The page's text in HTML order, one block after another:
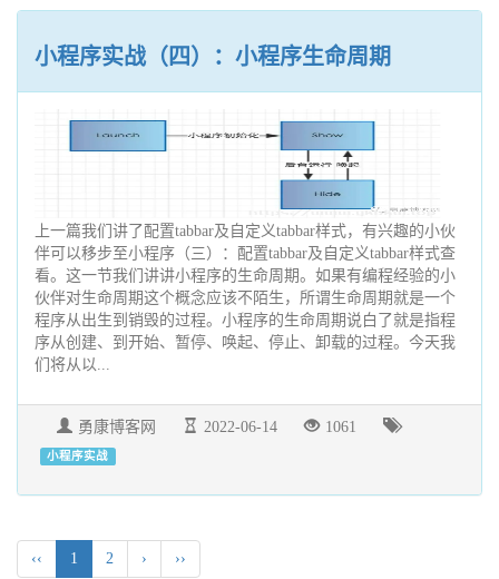
小程序实战（四）：小程序生命周期
上一篇我们讲了配置tabbar及自定义tabbar样式，有兴趣的小伙
伴可以移步至小程序（三）：配置tabbar及自定义tabbar样式查
看。这一节我们讲讲小程序的生命周期。如果有编程经验的小
伙伴对生命周期这个概念应该不陌生，所谓生命周期就是一个
程序从出生到销毁的过程。小程序的生命周期说白了就是指程
序从创建、到开始、暂停、唤起、停止、卸载的过程。今天我
们将从以...
勇康博客网 2022-06-14 1061
小程序实战
‹‹ 1 2 › ››